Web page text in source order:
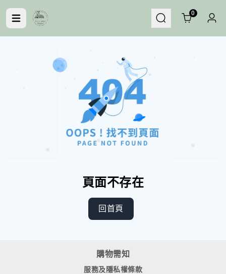
Cart0
頁面不存在
回首頁
購物需知
服務及隱私權條款